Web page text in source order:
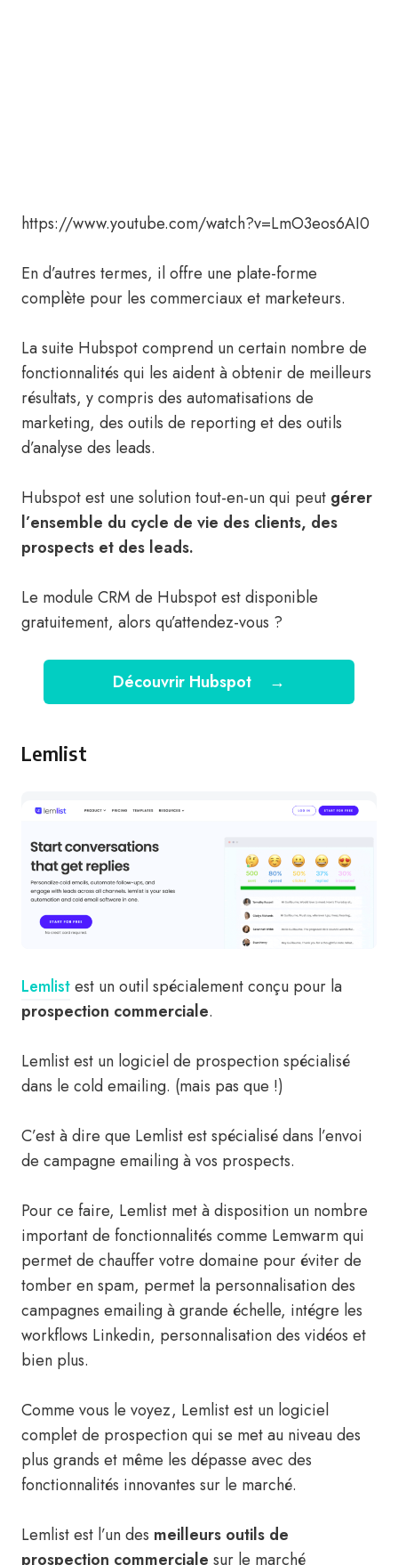
https://www.youtube.com/watch?v=LmO3eos6AI0
En d’autres termes, il offre une plate-forme
complète pour les commerciaux et marketeurs.
La suite Hubspot comprend un certain nombre de
fonctionnalités qui les aident à obtenir de meilleurs
résultats, y compris des automatisations de
marketing, des outils de reporting et des outils
d’analyse des leads.
Hubspot est une solution tout-en-un qui peut gérer
l’ensemble du cycle de vie des clients, des
prospects et des leads.
Le module CRM de Hubspot est disponible
gratuitement, alors qu’attendez-vous ?
Découvrir Hubspot →
Lemlist
Lemlistest un outil spécialement conçu pour la
prospection commerciale.
Lemlist est un logiciel de prospection spécialisé
dans le cold emailing. (mais pas que !)
C’est à dire que Lemlist est spécialisé dans l’envoi
de campagne emailing à vos prospects.
Pour ce faire, Lemlist met à disposition un nombre
important de fonctionnalités comme Lemwarm qui
permet de chauffer votre domaine pour éviter de
tomber en spam, permet la personnalisation des
campagnes emailing à grande échelle, intégre les
workflows Linkedin, personnalisation des vidéos et
bien plus.
Comme vous le voyez, Lemlist est un logiciel
complet de prospection qui se met au niveau des
plus grands et même les dépasse avec des
fonctionnalités innovantes sur le marché.
Lemlist est l’un des meilleurs outils de
prospection commerciale sur le marché